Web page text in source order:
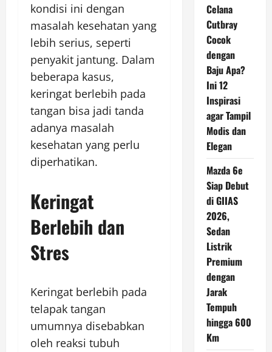
kondisi ini dengan
masalah kesehatan yang
lebih serius, seperti
penyakit jantung. Dalam
beberapa kasus,
keringat berlebih pada
tangan bisa jadi tanda
adanya masalah
kesehatan yang perlu
diperhatikan.
Keringat
Berlebih dan
Stres
Keringat berlebih pada
telapak tangan
umumnya disebabkan
oleh reaksi tubuh
Celana
Cutbray
Cocok
dengan
Baju Apa?
Ini 12
Inspirasi
agar Tampil
Modis dan
Elegan
Mazda 6e
Siap Debut
di GIIAS
2026,
Sedan
Listrik
Premium
dengan
Jarak
Tempuh
hingga 600
Km